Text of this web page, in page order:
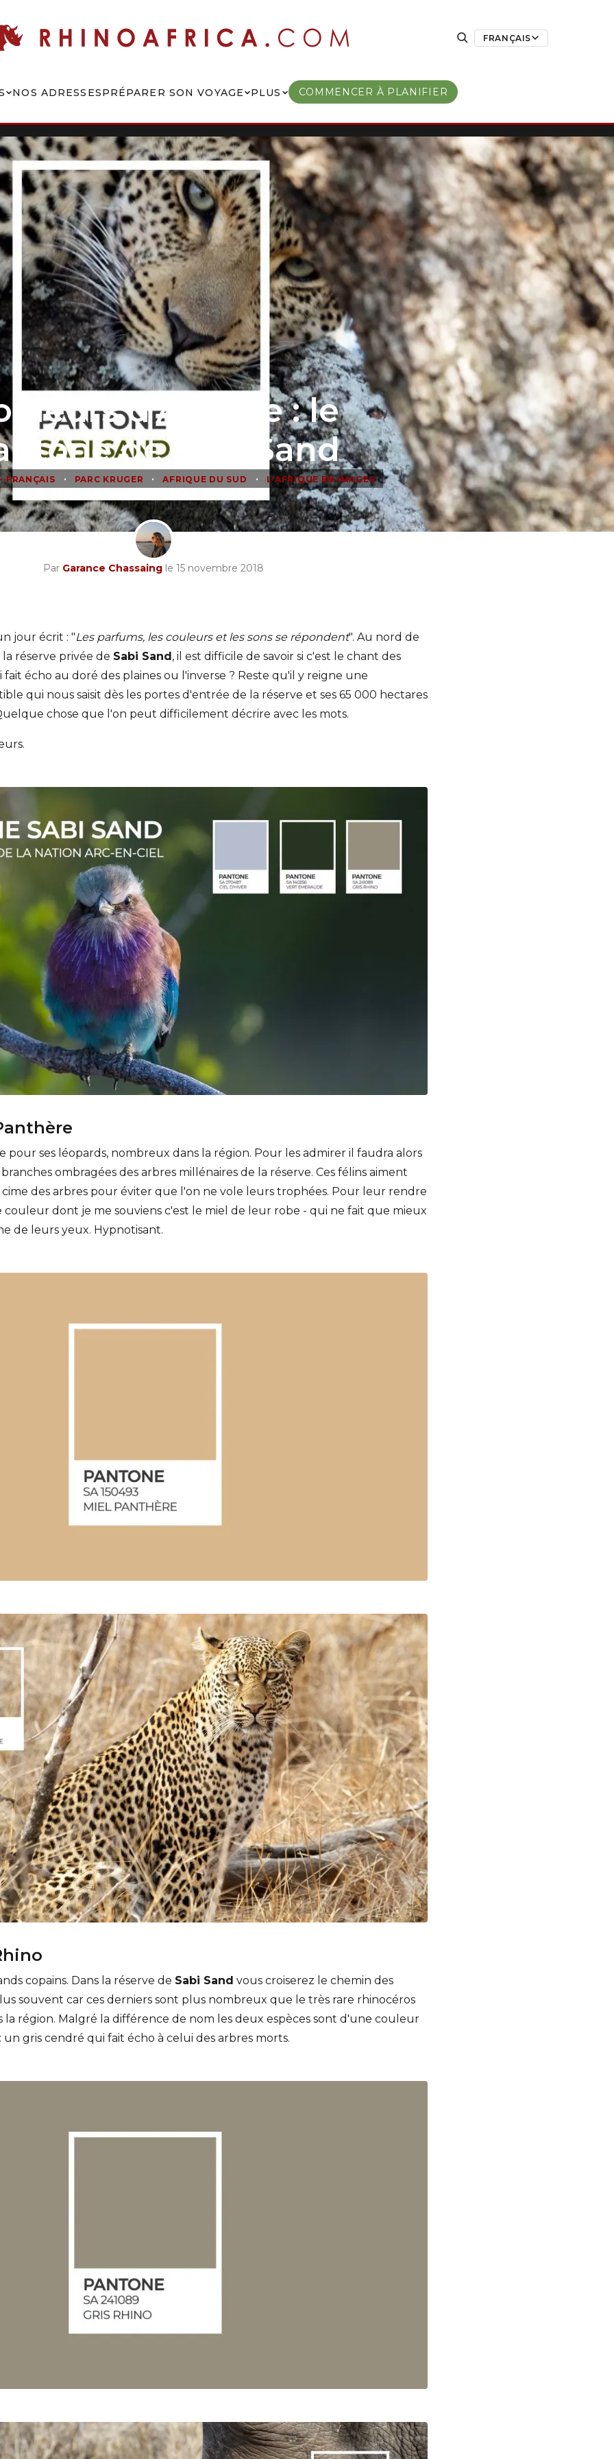
FRANÇAIS
NOS ADRESSESPRÉPARER SON VOYAGE PLUS COMMENCER À PLANIFIER
d'Afrique : le
de Sabi Sand
FRANÇAIS • PARC KRUGER • AFRIQUE DU SUD • L'AFRIQUE EN IMAGES
Par Garance Chassaing le 15 novembre 2018
jour écrit : "Les parfums, les couleurs et les sons se répondent". Au nord de
réserve privée de Sabi Sand, il est difficile de savoir si c'est le chant des
fait écho au doré des plaines ou l'inverse ? Reste qu'il y reigne une
qui nous saisit dès les portes d'entrée de la réserve et ses 65 000 hectares
chose que l'on peut difficilement décrire avec les mots.
pour ses léopards, nombreux dans la région. Pour les admirer il faudra alors
ombragées des arbres millénaires de la réserve. Ces félins aiment
des arbres pour éviter que l'on ne vole leurs trophées. Pour leur rendre
couleur dont je me souviens c'est le miel de leur robe - qui ne fait que mieux
de leurs yeux. Hypnotisant.
copains. Dans la réserve de Sabi Sand vous croiserez le chemin des
souvent car ces derniers sont plus nombreux que le très rare rhinocéros
la région. Malgré la différence de nom les deux espèces sont d'une couleur
un gris cendré qui fait écho à celui des arbres morts.